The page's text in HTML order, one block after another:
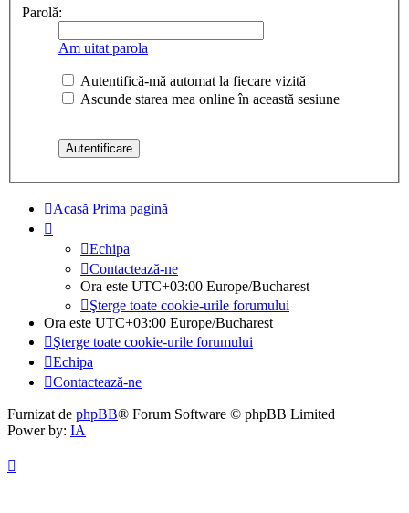
Parolă:
Am uitat parola
Autentifică-mă automat la fiecare vizită
Ascunde starea mea online în această sesiune
Acasă Prima pagină
Echipa
Contactează-ne
Ora este UTC+03:00 Europe/Bucharest
Şterge toate cookie-urile forumului
Ora este UTC+03:00 Europe/Bucharest
Şterge toate cookie-urile forumului
Echipa
Contactează-ne
Furnizat de phpBB® Forum Software © phpBB Limited
Power by: IA